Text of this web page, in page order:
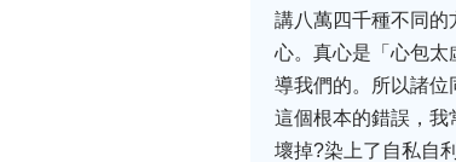
講八萬四千種不同
心。真心是「心包太
導我們的。所以諸位
這個根本的錯誤，我
壞掉?染上了自私自